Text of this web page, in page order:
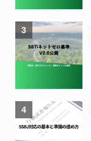
3
4